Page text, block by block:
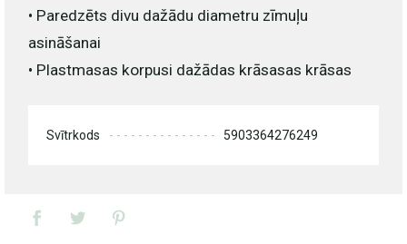
• Paredzēts divu dažādu diametru zīmuļu
asināšanai
• Plastmasas korpusi dažādas krāsasas krāsas
Svītrkods 5903364276249